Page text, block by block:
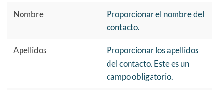
Nombre
Proporcionar el nombre del
contacto.
Apellidos
Proporcionar los apellidos
del contacto. Este es un
campo obligatorio.